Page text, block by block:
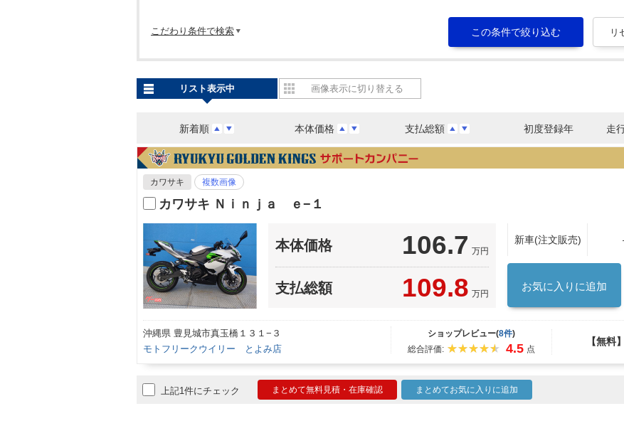
こだわり条件で検索
新着順 本体価格 支払総額 初度登録年 走
リスト表示中 画像表示に切り替える
カワサキ 複数画像
カワサキ Ｎｉｎｊａ ｅ−１
本体価格 106.7 万円
支払総額 109.8 万円
新車(注文販売)
お気に入りに追加
沖縄県 豊見城市真玉橋１３１−３
モトフリークウイリー とよみ店
ショップレビュー(8件)
総合評価:
4.5 点
【無料
上記1件にチェック まとめて無料見積・在庫確認 まとめてお気に入りに追加